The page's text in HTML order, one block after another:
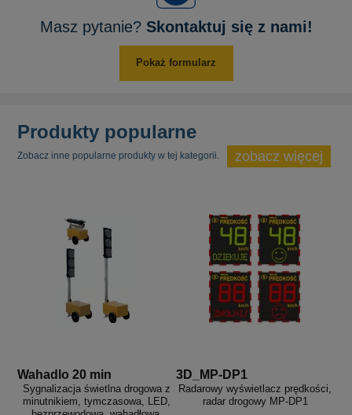
Masz pytanie? Skontaktuj się z nami!
Pokaż formularz
Produkty popularne
Zobacz inne popularne produkty w tej kategorii. zobacz więcej
Wahadlo 20 min
Sygnalizacja świetlna drogowa z
minutnikiem, tymczasowa, LED,
3D_MP-DP1
Radarowy wyświetlacz prędkości,
radar drogowy MP-DP1